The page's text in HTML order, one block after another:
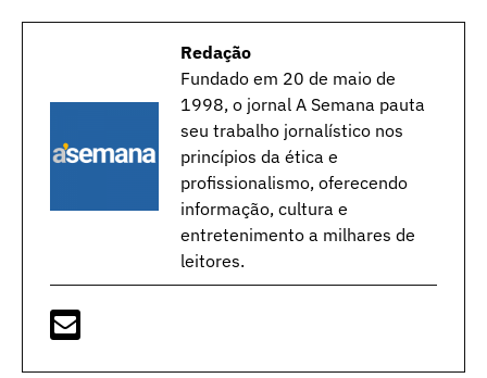
Redação
Fundado em 20 de maio de
1998, o jornal A Semana pauta
seu trabalho jornalístico nos
princípios da ética e
profissionalismo, oferecendo
informação, cultura e
entretenimento a milhares de
leitores.